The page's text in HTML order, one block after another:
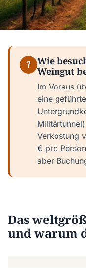
?
Wie
Weingut
Im Voraus
eine
Verkostung
€ pro
aber
Das
und warum